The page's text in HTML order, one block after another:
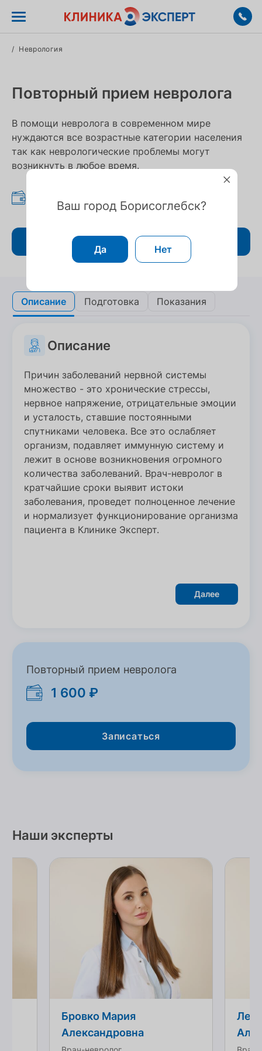
/ Неврология
Повторный прием невролога
В помощи невролога в современном мире
нуждаются все возрастные категории населения
так как неврологические проблемы могут
возникнуть в любое время.
1 600 ₽
Записаться
Описание
Описание Подготовка
Подготовка Показания
Показания
Описание
Причин заболеваний нервной системы
множество - это хронические стрессы,
нервное напряжение, отрицательные эмоции
и усталость, ставшие постоянными
спутниками человека. Все это ослабляет
организм, подавляет иммунную систему и
лежит в основе возникновения огромного
количества заболеваний. Врач-невролог в
кратчайшие сроки выявит истоки
заболевания, проведет полноценное лечение
и нормализует функционирование организма
пациента в Клинике Эксперт.
Далее
Повторный прием невролога
1 600 ₽
Записаться
Наши эксперты
Бровко Мария
Александровна
Ваш город Борисоглебск?
Да Нет